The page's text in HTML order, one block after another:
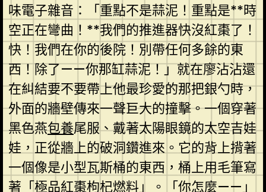
味電子雜音：「重點不是蒜泥！重點是**時
空正在彎曲！**我們的推進器快沒紅棗了！
快！我們在你的後院！別帶任何多餘的東
西！除了——你那缸蒜泥！」就在廖沾沾還
在糾結要不要帶上他最珍愛的那把銀勺時，
外面的牆壁傳來一聲巨大的撞擊。一個穿著
黑色燕包養尾服、戴著太陽眼鏡的太空吉娃
娃，正從牆上的破洞鑽進來。它的背上揹著
一個像是小型瓦斯桶的東西，桶上用毛筆寫
著「極品紅棗枸杞燃料」。「你怎麼——」